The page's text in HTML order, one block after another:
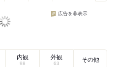
広告を非表示
内観
98
外観
63
その他